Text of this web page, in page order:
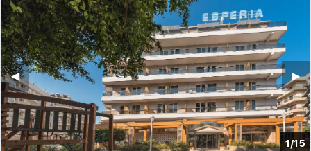
1/15
▶︎
◀︎